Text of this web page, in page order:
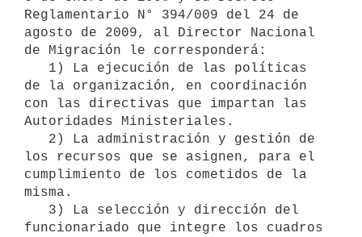
Reglamentario N° 394/009 del 24 de
agosto de 2009, al Director Nacional
de Migración le corresponderá:
de la organización, en coordinación
con las directivas que impartan las
Autoridades Ministeriales.
los recursos que se asignen, para el
cumplimiento de los cometidos de la
misma.
funcionariado que integre los cuadros